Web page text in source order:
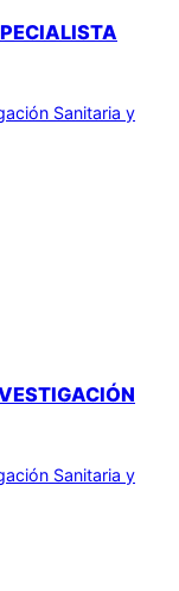
Sanitaria y
Sanitaria y